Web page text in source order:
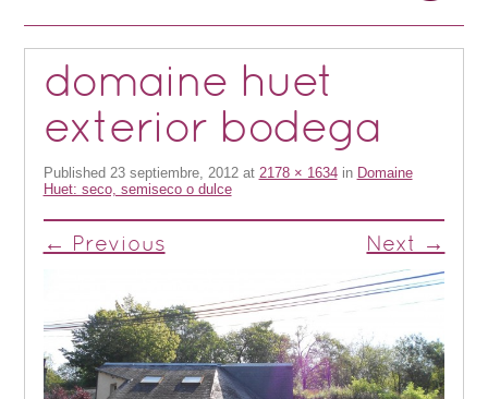
domaine huet
exterior bodega
Published 23 septiembre, 2012at 2178 × 1634in Domaine
Huet: seco, semiseco o dulce
← Previous Next →